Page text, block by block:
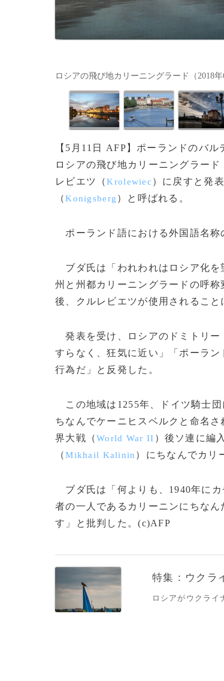
ロシアの飛び地カリーニングラード（2018
【5月11日 AFP】ポーランドのバ
ロシアの飛び地カリーニングラード
レビエツ（Krolewiec ）に戻すと発
（Konigsberg ）と呼ばれる。
ポーランド語における外国語名称
ブダ氏は「われわれはロシア化を
州と州都カリーニングラードの呼
後、クルレビエツが使用されること
発表を受け、ロシアのドミトリー
すらなく、狂気に近い」「ポーラ
行為だ」と反発した。
この地域は1255年、ドイツ騎士
ちなんでケーニヒスベルクと命名
界大戦（World War II ）後ソ連に編
（Mikhail Kalinin ）にちなんでカリ
ブダ氏は「何よりも、1940年にカ
者の一人であるカリーニンにちな
す」と批判した。(c)AFP
特集：ウクラ
ロシアがウクライ